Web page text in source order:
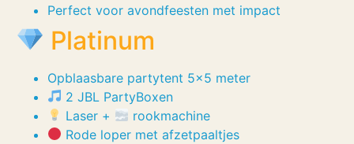
Perfect voor avondfeesten met impact
Platinum
Opblaasbare partytent 5×5 meter
2 JBL PartyBoxen
Laser +
rookmachine
Rode loper met afzetpaaltjes